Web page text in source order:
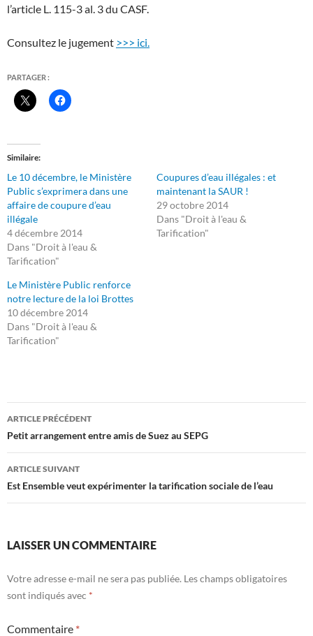
l’article L. 115-3 al. 3 du CASF.
Consultez le jugement >>> ici.
PARTAGER :
Similaire
Le 10 décembre, le Ministère
Public s’exprimera dans une
affaire de coupure d’eau
illégale
4 décembre 2014
Dans "Droit à l'eau &
Tarification"
Coupures d’eau illégales : et
maintenant la SAUR !
29 octobre 2014
Dans "Droit à l'eau &
Tarification"
Le Ministère Public renforce
notre lecture de la loi Brottes
10 décembre 2014
Dans "Droit à l'eau &
Tarification"
Navigation
des
articles
ARTICLE PRÉCÉDENT
Petit arrangement entre amis de Suez au SEPG
ARTICLE SUIVANT
Est Ensemble veut expérimenter la tarification sociale de l’eau
LAISSER UN COMMENTAIRE
Votre adresse e-mail ne sera pas publiée. Les champs obligatoires
sont indiqués avec *
Commentaire *